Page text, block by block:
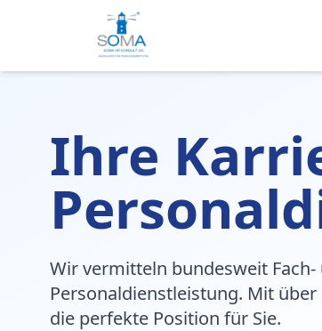
Ihre
Wir vermitteln bundesweit
Personaldienstleistung. Mit
die perfekte Position für Sie.